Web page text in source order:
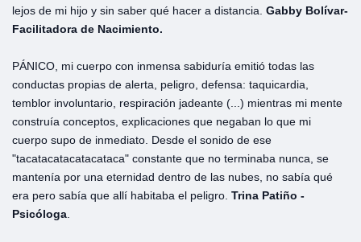
lejos de mi hijo y sin saber qué hacer a distancia. Gabby Bolívar-
Facilitadora de Nacimiento.
PÁNICO, mi cuerpo con inmensa sabiduría emitió todas las
conductas propias de alerta, peligro, defensa: taquicardia,
temblor involuntario, respiración jadeante (...) mientras mi mente
construía conceptos, explicaciones que negaban lo que mi
cuerpo supo de inmediato. Desde el sonido de ese
"tacatacatacatacataca" constante que no terminaba nunca, se
mantenía por una eternidad dentro de las nubes, no sabía qué
era pero sabía que allí habitaba el peligro. Trina Patiño -
Psicóloga